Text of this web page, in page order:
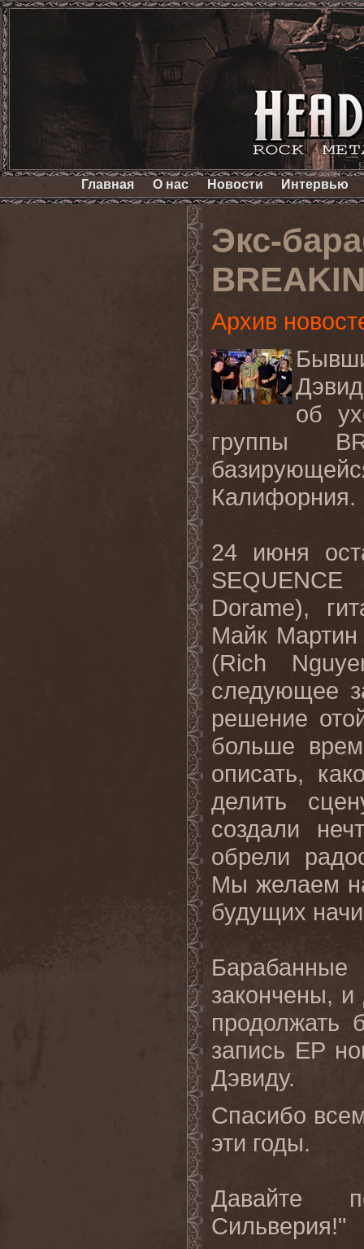
Главная О нас Новости Интервью
Экс-
Архив
об
группы
Калифорния.
24 июня
Dorame),
Майк Мартин
(Rich
следующее
решение
больше
описать,
делить
создали
обрели
Мы желаем
будущих
закончены,
запись EP
Дэвиду.
Спасибо
эти годы.
Давайте
Сильверия!"